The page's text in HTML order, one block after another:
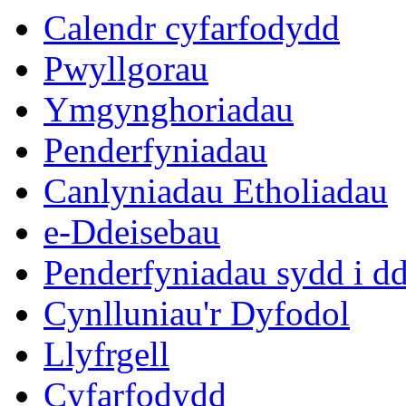
Calendr cyfarfodydd
Pwyllgorau
Ymgynghoriadau
Penderfyniadau
Canlyniadau Etholiadau
e-Ddeisebau
Penderfyniadau sydd i
Cynlluniau'r Dyfodol
Llyfrgell
Cyfarfodydd